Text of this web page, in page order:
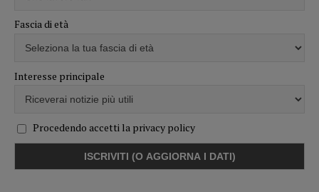
Fascia di età
Interesse principale
Procedendo accetti la privacy policy